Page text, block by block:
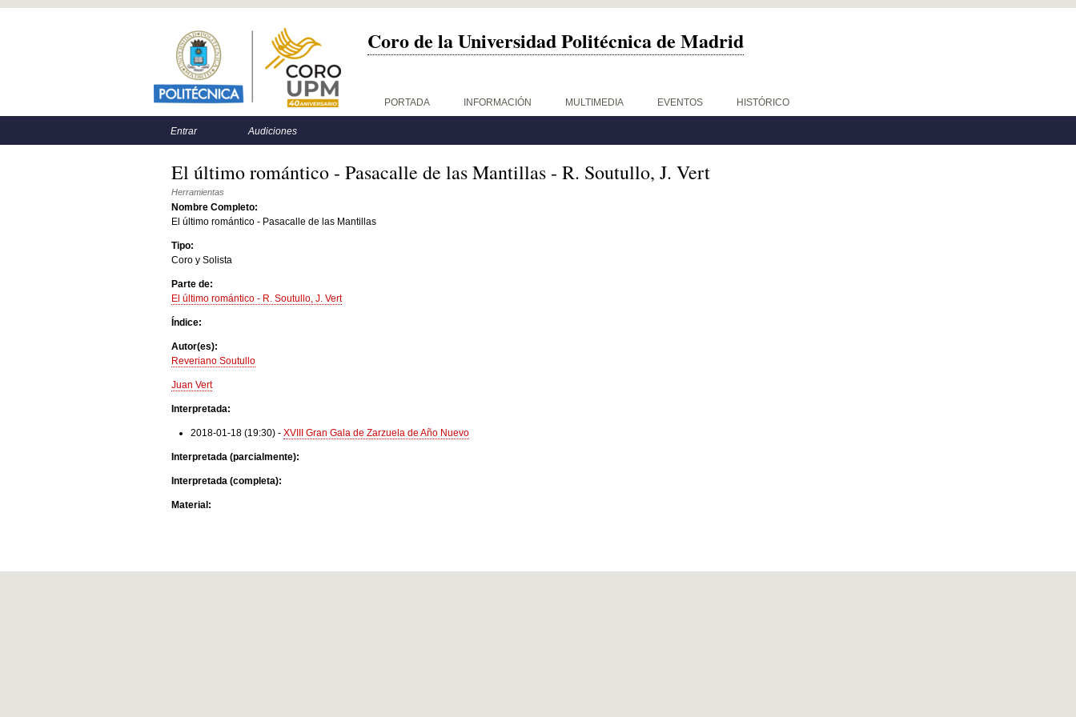
Coro de la Universidad Politécnica de Madrid
PORTADA INFORMACIÓN MULTIMEDIA EVENTOS HISTÓRICO
Entrar Audiciones
El último romántico - Pasacalle de las Mantillas - R. Soutullo, J. Vert
Herramientas
Nombre Completo:
El último romántico - Pasacalle de las Mantillas
Tipo:
Coro y Solista
Parte de:
El último romántico - R. Soutullo, J. Vert
Índice:
Autor(es):
Reveriano Soutullo
Juan Vert
Interpretada:
2018-01-18 (19:30) - XVIII Gran Gala de Zarzuela de Año Nuevo
Interpretada (parcialmente):
Interpretada (completa):
Material: